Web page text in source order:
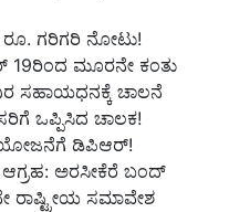
ರೂ. ಗರಿಗರಿ ನೋಟು!
ಮೂರನೇ ಕಂತು
ಸಹಾಯಧನಕ್ಕೆ ಚಾಲನೆ
ಒಪ್ಪಿಸಿದ ಚಾಲಕ!
ಯೋಜನೆಗೆ ಡಿಪಿಆರ್‌!
ಅರಸೀಕೆರೆ ಬಂದ್‌
ರಾಷ್ಟ್ರೀಯ ಸಮಾವೇಶ